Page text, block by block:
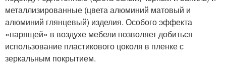
металлизированные (цвета алюминий матовый и
алюминий глянцевый) изделия. Особого эффекта
«парящей» в воздухе мебели позволяет добиться
использование пластикового цоколя в пленке с
зеркальным покрытием.